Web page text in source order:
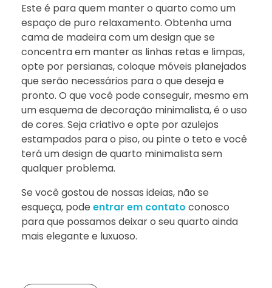
Este é para quem manter o quarto como um
espaço de puro relaxamento. Obtenha uma
cama de madeira com um design que se
concentra em manter as linhas retas e limpas,
opte por persianas, coloque móveis planejados
que serão necessários para o que deseja e
pronto. O que você pode conseguir, mesmo em
um esquema de decoração minimalista, é o uso
de cores. Seja criativo e opte por azulejos
estampados para o piso, ou pinte o teto e você
terá um design de quarto minimalista sem
qualquer problema.
Se você gostou de nossas ideias, não se
esqueça, pode entrar em contato conosco
para que possamos deixar o seu quarto ainda
mais elegante e luxuoso.